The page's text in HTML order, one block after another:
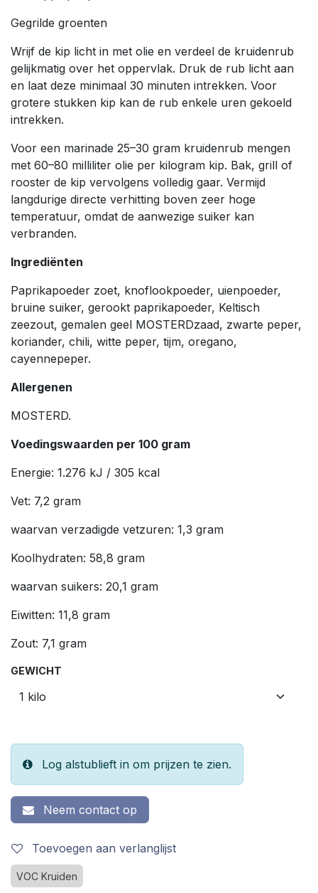
Gegrilde groenten
Wrijf de kip licht in met olie en verdeel de kruidenrub
gelijkmatig over het oppervlak. Druk de rub licht aan
en laat deze minimaal 30 minuten intrekken. Voor
grotere stukken kip kan de rub enkele uren gekoeld
intrekken.
Voor een marinade 25–30 gram kruidenrub mengen
met 60–80 milliliter olie per kilogram kip. Bak, grill of
rooster de kip vervolgens volledig gaar. Vermijd
langdurige directe verhitting boven zeer hoge
temperatuur, omdat de aanwezige suiker kan
verbranden.
Ingrediënten
Paprikapoeder zoet, knoflookpoeder, uienpoeder,
bruine suiker, gerookt paprikapoeder, Keltisch
zeezout, gemalen geel MOSTERDzaad, zwarte peper,
koriander, chili, witte peper, tijm, oregano,
cayennepeper.
Allergenen
MOSTERD.
Voedingswaarden per 100 gram
Energie: 1.276 kJ / 305 kcal
Vet: 7,2 gram
waarvan verzadigde vetzuren: 1,3 gram
Koolhydraten: 58,8 gram
waarvan suikers: 20,1 gram
Eiwitten: 11,8 gram
Zout: 7,1 gram
GEWICHT
Log alstublieft in om prijzen te zien.
Neem contact op
Toevoegen aan verlanglijst
VOC Kruiden